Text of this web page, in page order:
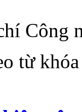
Công
từ